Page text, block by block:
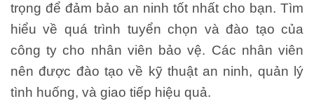
trọng để đảm bảo an ninh tốt nhất cho bạn. Tìm
hiểu về quá trình tuyển chọn và đào tạo của
công ty cho nhân viên bảo vệ. Các nhân viên
nên được đào tạo về kỹ thuật an ninh, quản lý
tình huống, và giao tiếp hiệu quả.